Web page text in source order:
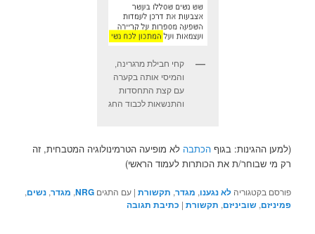
קחי חבילת מרגרינה,
והמיסי אותה בקערה
עם קצת התחסדות
והתנשאות לכבוד החג
(למען ההגינות: בגוףהכתבה לא מופיעה הטרמינולוגיה המטבחית, זה
רק מי שבוחר/ת את הכותרות לעמוד הראשי)
פורסם בקטגוריה לא נגענו, מגדר, תקשורת |עם התגים NRG
, מגדר,נשים,
פמיניזם,שוביניזם, תקשורת | כתיבת תגובה